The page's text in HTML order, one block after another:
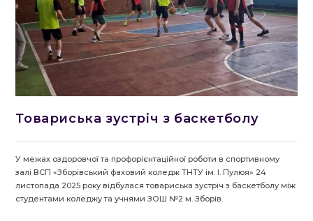
Товариська зустріч з баскетболу
У межах оздоровчої та профорієнтаційної роботи в спортивному
залі ВСП «Зборівський фаховий коледж ТНТУ ім. І. Пулюя» 24
листопада 2025 року відбулася товариська зустріч з баскетболу між
студентами коледжу та учнями ЗОШ №2 м. Зборів.